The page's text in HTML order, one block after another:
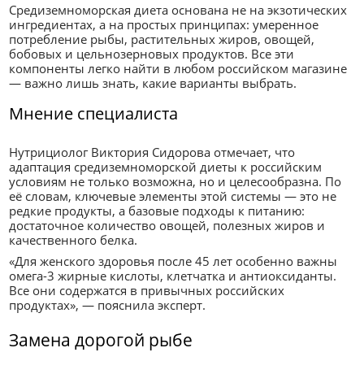
Средиземноморская диета основана не на экзотических
ингредиентах, а на простых принципах: умеренное
потребление рыбы, растительных жиров, овощей,
бобовых и цельнозерновых продуктов. Все эти
компоненты легко найти в любом российском магазине
— важно лишь знать, какие варианты выбрать.
Мнение специалиста
Нутрициолог Виктория Сидорова отмечает, что
адаптация средиземноморской диеты к российским
условиям не только возможна, но и целесообразна. По
её словам, ключевые элементы этой системы — это не
редкие продукты, а базовые подходы к питанию:
достаточное количество овощей, полезных жиров и
качественного белка.
«Для женского здоровья после 45 лет особенно важны
омега-3 жирные кислоты, клетчатка и антиоксиданты.
Все они содержатся в привычных российских
продуктах», — пояснила эксперт.
Замена дорогой рыбе